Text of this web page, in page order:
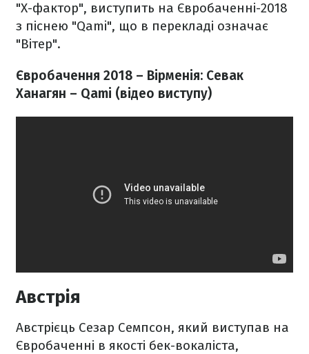
"Х-фактор", виступить на Євробаченні-2018
з піснею "Qami", що в перекладі означає
"Вітер".
Євробачення 2018 – Вірменія: Севак
Ханагян – Qami (відео виступу)
Австрія
Австрієць Сезар Семпсон, який виступав на
Євробаченні в якості бек-вокаліста,